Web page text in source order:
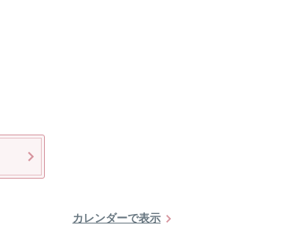
カレンダーで表示